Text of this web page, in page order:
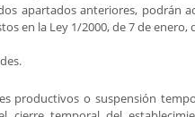
apartados anteriores, podrán
en la Ley 1/2000, de 7 de enero,
productivos o suspensión